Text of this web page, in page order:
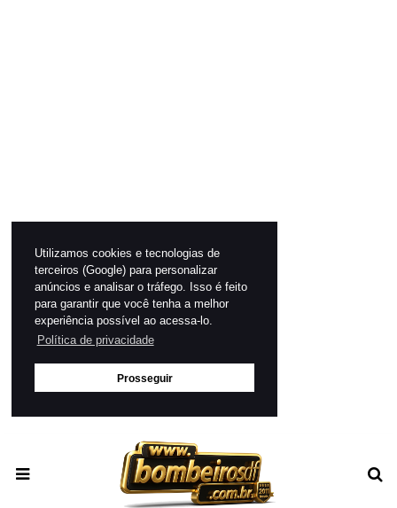
Utilizamos cookies e tecnologias de
terceiros (Google) para personalizar
anúncios e analisar o tráfego. Isso é feito
para garantir que você tenha a melhor
experiência possível ao acessa-lo.
Política de privacidade
Prosseguir